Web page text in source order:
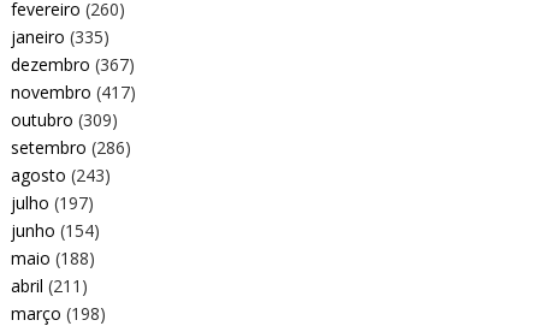
fevereiro (260)
janeiro (335)
dezembro (367)
novembro (417)
outubro (309)
setembro (286)
agosto (243)
julho (197)
junho (154)
maio (188)
abril (211)
março (198)